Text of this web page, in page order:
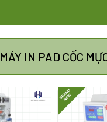
MÁY IN PAD CỐC